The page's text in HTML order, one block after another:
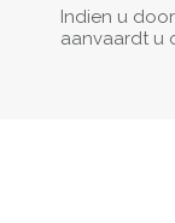
Indien u
aanvaardt u